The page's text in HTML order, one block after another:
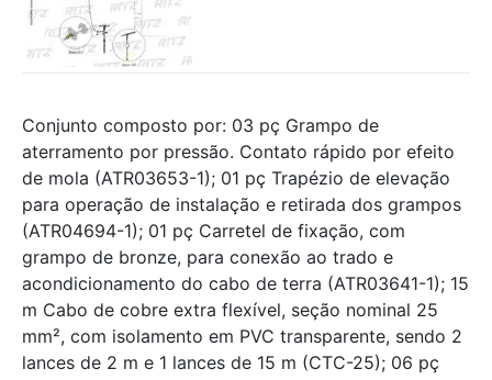
Conjunto composto por: 03 pç Grampo de
aterramento por pressão. Contato rápido por efeito
de mola (ATR03653-1); 01 pç Trapézio de elevação
para operação de instalação e retirada dos grampos
(ATR04694-1); 01 pç Carretel de fixação, com
grampo de bronze, para conexão ao trado e
acondicionamento do cabo de terra (ATR03641-1); 15
m Cabo de cobre extra flexível, seção nominal 25
mm², com isolamento em PVC transparente, sendo 2
lances de 2 m e 1 lances de 15 m (CTC-25); 06 pç